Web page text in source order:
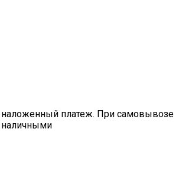
наложенный платеж. При самовывозе
наличными